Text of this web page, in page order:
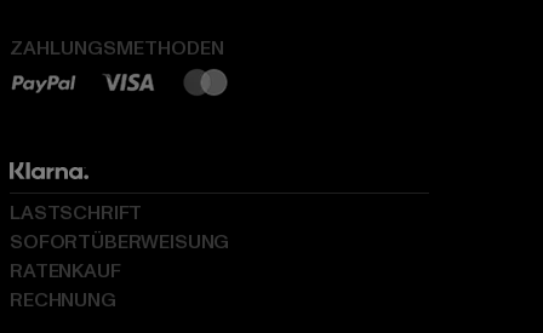
ZAHLUNGSMETHODEN
LASTSCHRIFT
SOFORTÜBERWEISUNG
RATENKAUF
RECHNUNG